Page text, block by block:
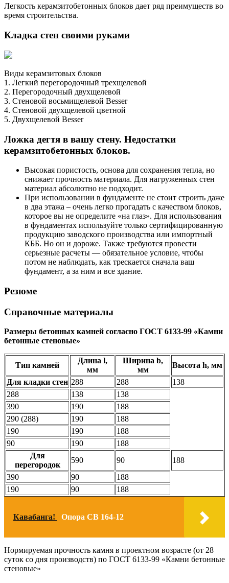
Легкость керамзитобетонных блоков дает ряд преимуществ во
время строительства.
Кладка стен своими руками
Виды керамзитовых блоков
1. Легкий перегородочный трехщелевой
2. Перегородочный двухщелевой
3. Стеновой восьмищелевой Besser
4. Стеновой двухщелевой цветной
5. Двухщелевой Besser
Ложка дегтя в вашу стену. Недостатки
керамзитобетонных блоков.
Высокая пористость, основа для сохранения тепла, но
снижает прочность материала. Для нагруженных стен
материал абсолютно не подходит.
При использовании в фундаменте не стоит строить даже
в два этажа – очень легко прогадать с качеством блоков,
которое вы не определите «на глаз». Для использования
в фундаментах используйте только сертифицированную
продукцию заводского производства или импортный
КББ. Но он и дороже. Также требуются провести
серьезные расчеты — обязательное условие, чтобы
потом не наблюдать, как трескается сначала ваш
фундамент, а за ним и все здание.
Резюме
Справочные материалы
Размеры бетонных камней согласно ГОСТ 6133-99 «Камни
бетонные стеновые»
Тип камней
Длина l,
мм
Ширина b,
мм
Высота h, мм
Для кладки стен 288 288
138
288
138
138
390
190
188
290 (288)
190
188
190
190
188
90
190
188
Для
перегородок
590 90
188
390
90
188
190
90 188
Кавабанга! Опора СВ 164-12
Нормируемая прочность камня в проектном возрасте (от 28
суток со дня производств) по ГОСТ 6133-99 «Камни бетонные
стеновые»